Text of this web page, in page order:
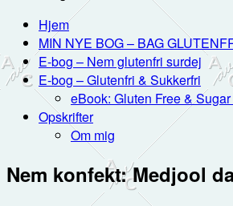
Hjem
MIN NYE BOG – BAG
E-bog – Nem glutenfri surdej
E-bog – Glutenfri & Sukkerfri
eBook: Gluten Free &
Opskrifter
Om mig
Nem konfekt: Medjool